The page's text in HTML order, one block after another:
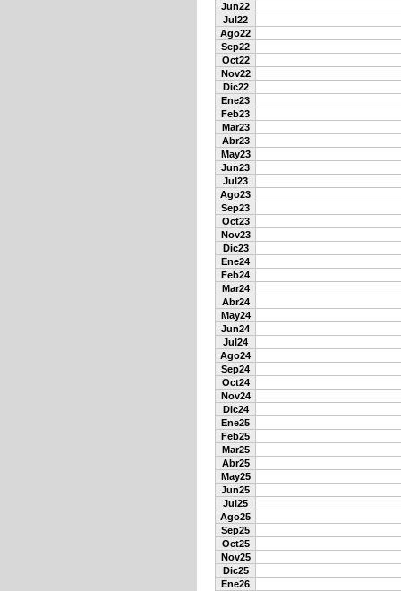
Jun22
Jul22
Ago22
Sep22
Oct22
Nov22
Dic22
Ene23
Feb23
Mar23
Abr23
May23
Jun23
Jul23
Ago23
Sep23
Oct23
Nov23
Dic23
Ene24
Feb24
Mar24
Abr24
May24
Jun24
Jul24
Ago24
Sep24
Oct24
Nov24
Dic24
Ene25
Feb25
Mar25
Abr25
May25
Jun25
Jul25
Ago25
Sep25
Oct25
Nov25
Dic25
Ene26